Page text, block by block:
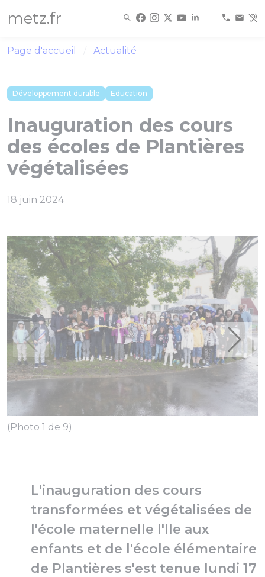
metz.fr
Page d'accueil Actualité
Développement durable Education
Inauguration des cours
des écoles de Plantières
végétalisées
18 juin 2024
(Photo 1 de 9)
L'inauguration des cours
transformées et végétalisées de
l'école maternelle l'Ile aux
enfants et de l'école élémentaire
de Plantières s'est tenue lundi 17